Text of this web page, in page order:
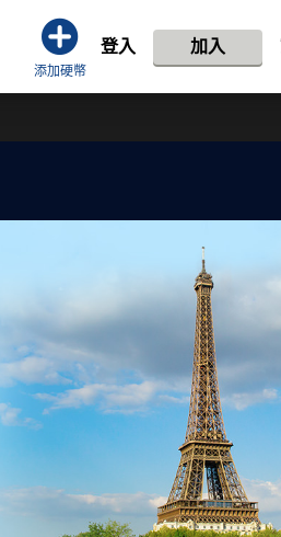
添加硬幣
登入 加入